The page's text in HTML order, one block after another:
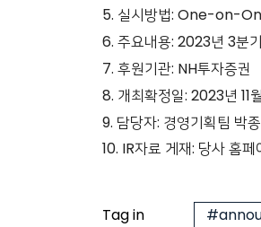
5. 실시방법: One-on-
6. 주요내용: 2023년 3분
7. 후원기관: NH투자증권
8. 개최확정일: 2023년 11
9. 담당자: 경영기획팀
10. IR자료 게재: 당사 홈
Tag in